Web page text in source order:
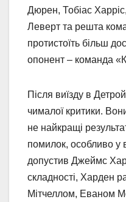
Дюрен, Тобіас
Леверт та решта
протистоїть більш
опонент – команда
Після виїзду в
чималої критики.
не найкращі
помилок, особливо у
допустив Джеймс
складності, Харден
Мітчеллом, Еваном